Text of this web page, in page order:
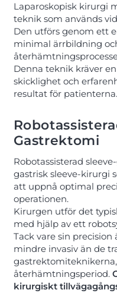
Laparoskopisk kirurgi
teknik som används
Den utförs genom ett
minimal ärrbildning
Denna teknik kräver
skicklighet och
resultat för patienterna.
Gastrektomi
Robotassisterad
gastrisk sleeve-kirurgi
att uppnå optimal
operationen.
Kirurgen utför det
med hjälp av ett
Tack vare sin
mindre invasiv än de
återhämtningsperiod.
kirurgiskt